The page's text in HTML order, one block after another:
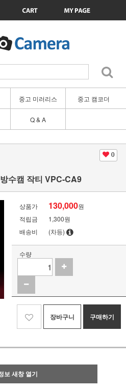
중고 미러리스 중고 캠코더
Q & A
0
수캠 작티 VPC-CA9
상품가 130,000원
적립금
1,300원
배송비
(차등)
수량
장바구니 구매하기
보 새창 열기